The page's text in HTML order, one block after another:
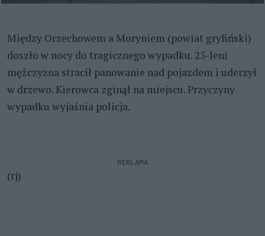
Między Orzechowem a Moryniem (powiat gryfiński)
doszło w nocy do tragicznego wypadku. 25-leni
mężczyzna stracił panowanie nad pojazdem i uderzył
w drzewo. Kierowca zginął na miejscu. Przyczyny
wypadku wyjaśnia policja.
REKLAMA
(rj)